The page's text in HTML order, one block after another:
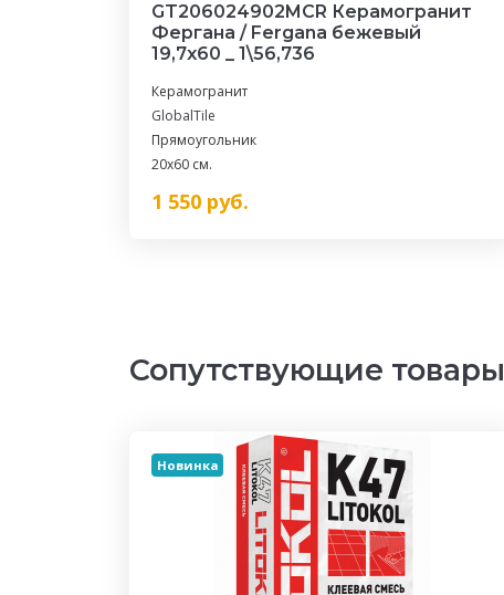
GT206024902MCR Керамогранит
Фергана / Fergana бежевый
19,7x60 _ 1\56,736
Керамогранит
GlobalTile
Прямоугольник
20x60 см.
1 550 руб.
Сопутствующие товары
Новинка